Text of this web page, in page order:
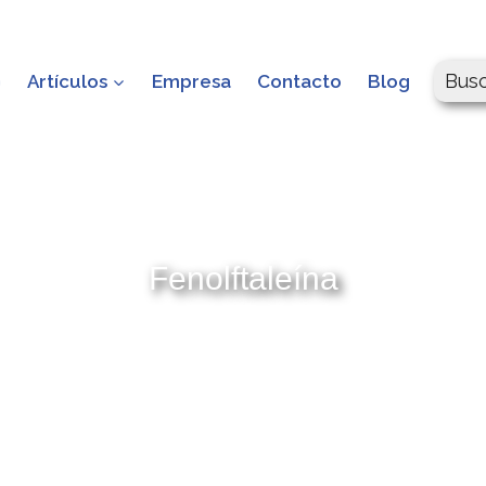
Artículos Empresa Contacto Blog
Fenolftaleína